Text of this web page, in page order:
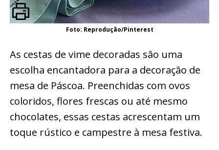
Foto: Reprodução/Pinterest
As cestas de vime decoradas são uma
escolha encantadora para a decoração de
mesa de Páscoa. Preenchidas com ovos
coloridos, flores frescas ou até mesmo
chocolates, essas cestas acrescentam um
toque rústico e campestre à mesa festiva.